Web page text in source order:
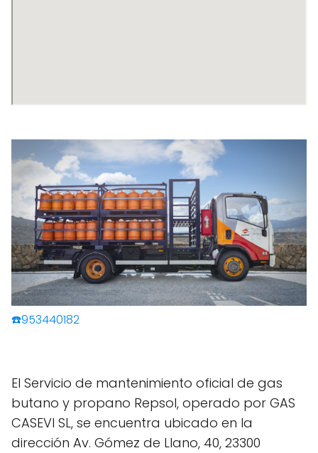
☎️953440182
El Servicio de mantenimiento oficial de gas
butano y propano Repsol, operado por GAS
CASEVI SL, se encuentra ubicado en la
dirección Av. Gómez de Llano, 40, 23300